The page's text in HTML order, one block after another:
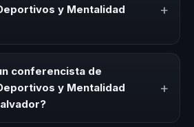
convenciones y seminarios. Su
inspiración y herramientas
y Mentalidad
+
Ganadora para kick-offs,
programas de desarrollo, eventos
tu organización necesita
relacionado con esta
conferencista de
y Mentalidad
+